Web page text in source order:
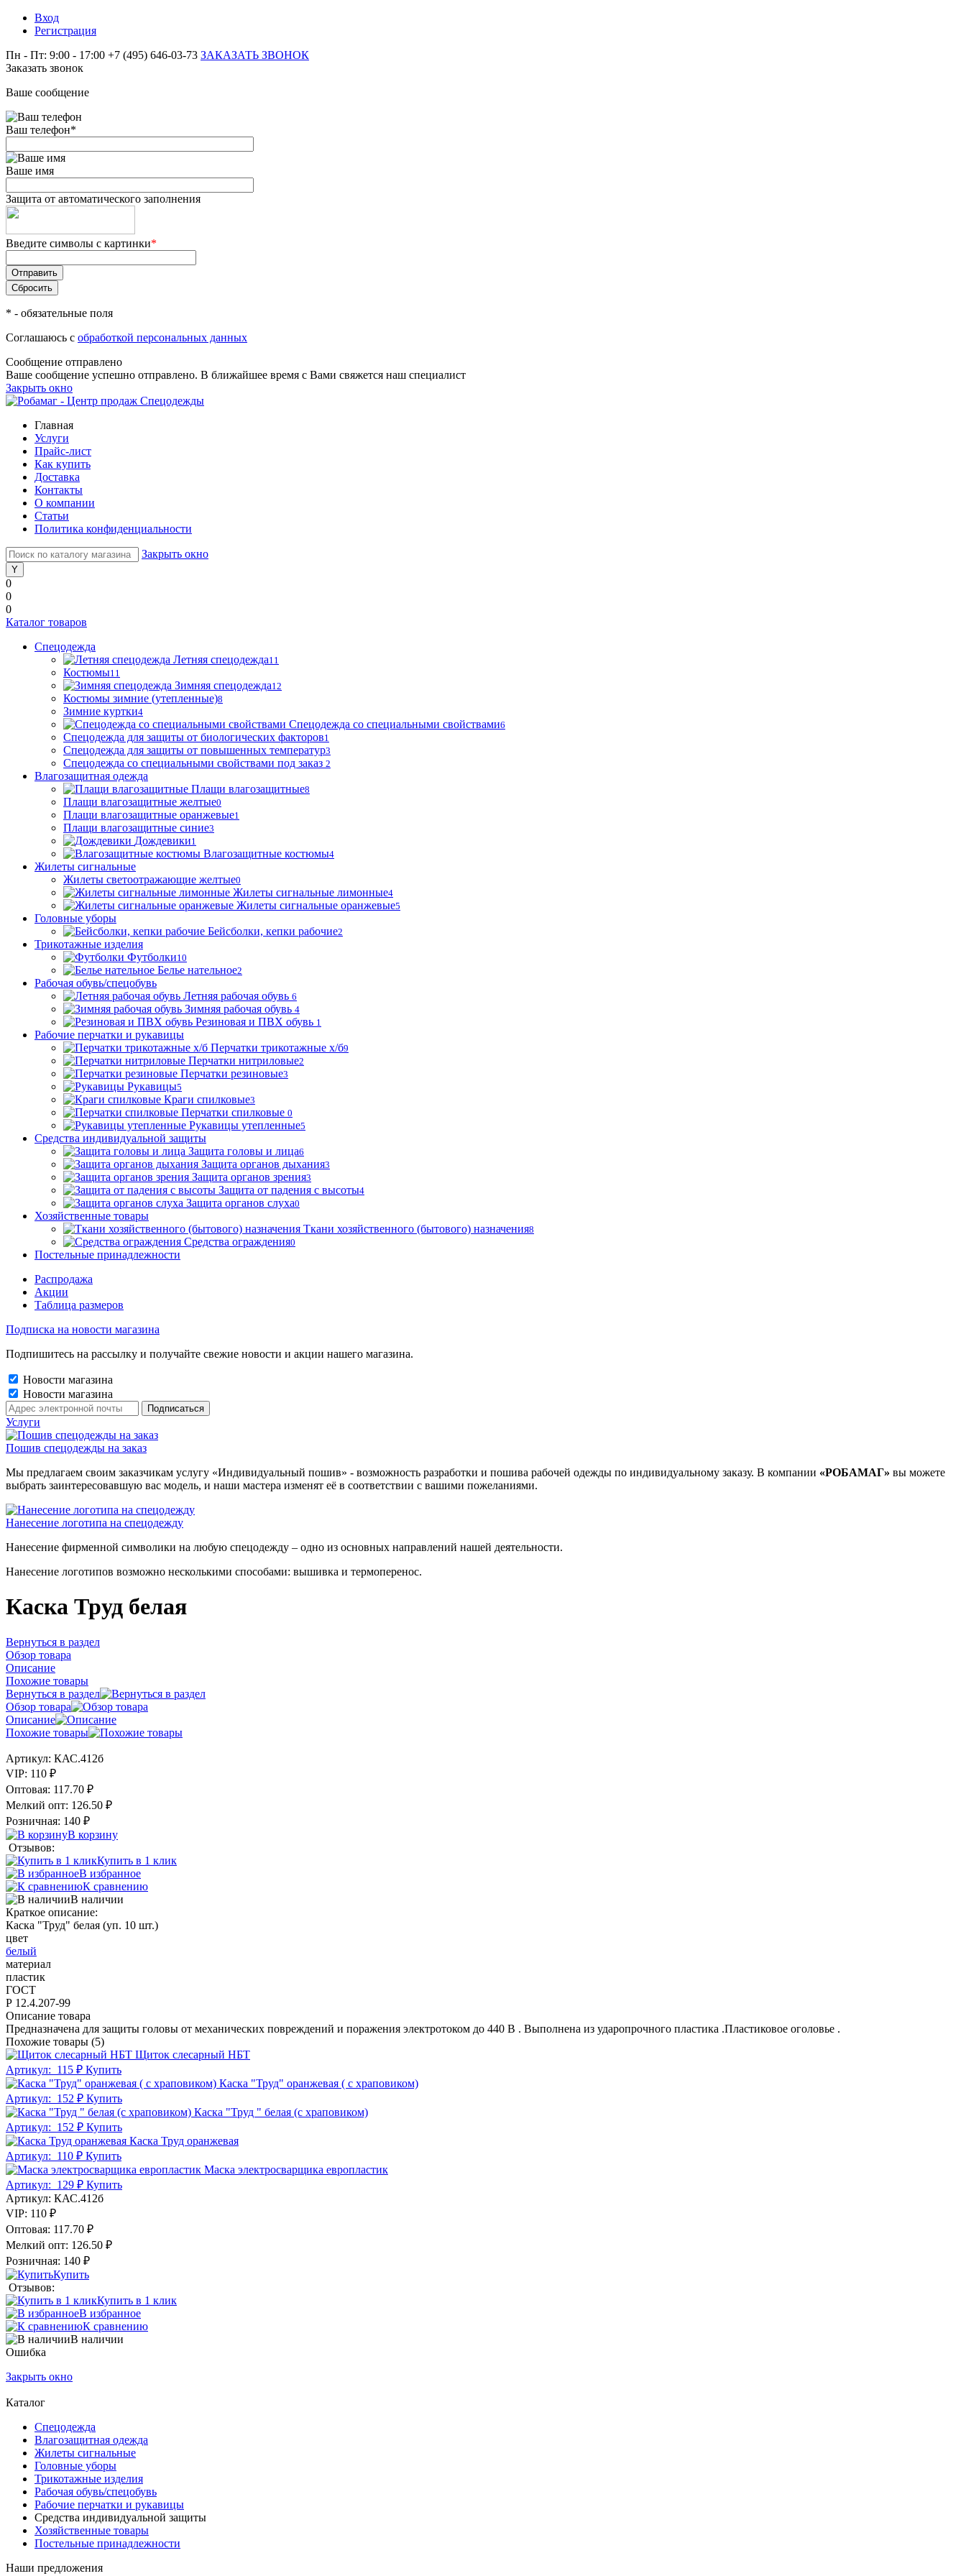
Вход
Регистрация
Пн - Пт: 9:00 - 17:00 +7 (495) 646-03-73 ЗАКАЗАТЬ ЗВОНОК
Заказать звонок
Ваше сообщение
Ваш телефон*
Ваше имя
Защита от автоматического заполнения
Введите символы с картинки*
* - обязательные поля
Соглашаюсь с обработкой персональных данных
Сообщение отправлено
Ваше сообщение успешно отправлено. В ближайшее время с Вами свяжется наш специалист
Закрыть окно
Главная
Услуги
Прайс-лист
Как купить
Доставка
Контакты
О компании
Статьи
Политика конфиденциальности
Закрыть окно
0
0
0
Каталог товаров
Спецодежда
Летняя спецодежда11
Костюмы11
Зимняя спецодежда12
Костюмы зимние (утепленные)8
Зимние куртки4
Спецодежда со специальными свойствами6
Спецодежда для защиты от биологических факторов1
Спецодежда для защиты от повышенных температур3
Спецодежда со специальными свойствами под заказ 2
Влагозащитная одежда
Плащи влагозащитные8
Плащи влагозащитные желтые0
Плащи влагозащитные оранжевые1
Плащи влагозащитные синие3
Дождевики1
Влагозащитные костюмы4
Жилеты сигнальные
Жилеты светоотражающие желтые0
Жилеты сигнальные лимонные4
Жилеты сигнальные оранжевые5
Головные уборы
Бейсболки, кепки рабочие2
Трикотажные изделия
Футболки10
Белье нательное2
Рабочая обувь/спецобувь
Летняя рабочая обувь 6
Зимняя рабочая обувь 4
Резиновая и ПВХ обувь 1
Рабочие перчатки и рукавицы
Перчатки трикотажные х/б9
Перчатки нитриловые2
Перчатки резиновые3
Рукавицы5
Краги спилковые3
Перчатки спилковые 0
Рукавицы утепленные5
Средства индивидуальной защиты
Защита головы и лица6
Защита органов дыхания3
Защита органов зрения3
Защита от падения с высоты4
Защита органов слуха0
Хозяйственные товары
Ткани хозяйственного (бытового) назначения8
Средства ограждения0
Постельные принадлежности
Распродажа
Акции
Таблица размеров
Подписка на новости магазина
Подпишитесь на рассылку и получайте свежие новости и акции нашего магазина.
Новости магазина
Новости магазина
Услуги
Пошив спецодежды на заказ
Мы предлагаем своим заказчикам услугу «Индивидуальный пошив» - возможность разработки и пошива рабочей одежды по индивидуальному заказу. В компании «РОБАМАГ» вы можете
выбрать заинтересовавшую вас модель, и наши мастера изменят её в соответствии с вашими пожеланиями.
Нанесение логотипа на спецодежду
Нанесение фирменной символики на любую спецодежду – одно из основных направлений нашей деятельности.
Нанесение логотипов возможно несколькими способами: вышивка и термоперенос.
Каска Труд белая
Вернуться в раздел
Обзор товара
Описание
Похожие товары
Вернуться в раздел
Обзор товара
Описание
Похожие товары
Артикул: КАС.412б
VIP: 110 ₽
Оптовая: 117.70 ₽
Мелкий опт: 126.50 ₽
Розничная: 140 ₽
В корзину
Отзывов:
Купить в 1 клик
В избранное
К сравнению
В наличии
Краткое описание:
Каска "Труд" белая (уп. 10 шт.)
цвет
белый
материал
пластик
ГОСТ
Р 12.4.207-99
Описание товара
Предназначена для защиты головы от механических повреждений и поражения электротоком до 440 В . Выполнена из ударопрочного пластика .Пластиковое оголовье .
Похожие товары (5)
Щиток слесарный НБТ
Артикул: 115 ₽ Купить
Каска "Труд" оранжевая ( с храповиком)
Артикул: 152 ₽ Купить
Каска "Труд " белая (с храповиком)
Артикул: 152 ₽ Купить
Каска Труд оранжевая
Артикул: 110 ₽ Купить
Маска электросварщика европластик
Артикул: 129 ₽ Купить
Артикул: КАС.412б
VIP: 110 ₽
Оптовая: 117.70 ₽
Мелкий опт: 126.50 ₽
Розничная: 140 ₽
Купить
Отзывов:
Купить в 1 клик
В избранное
К сравнению
В наличии
Ошибка
Закрыть окно
Каталог
Спецодежда
Влагозащитная одежда
Жилеты сигнальные
Головные уборы
Трикотажные изделия
Рабочая обувь/спецобувь
Рабочие перчатки и рукавицы
Средства индивидуальной защиты
Хозяйственные товары
Постельные принадлежности
Наши предложения